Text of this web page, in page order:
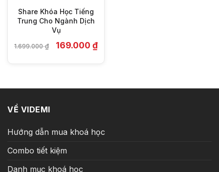
Share Khóa Học Tiếng
Trung Cho Ngành Dịch
Vụ
1.699.000₫ Giá
gốc
169.000 ₫Giá
hiện
VỀ VIDEMI
Hướng dẫn mua khoá học
Combo tiết kiệm
Danh mục khoá học